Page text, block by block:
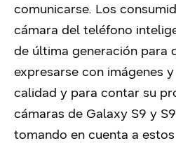
comunicarse. Los
cámara del teléfono
de última generación para
expresarse con imágenes
calidad y para contar su
cámaras de Galaxy S9 y
tomando en cuenta a